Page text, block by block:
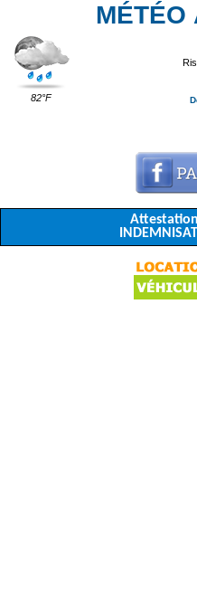
MÉTÉO
82°F